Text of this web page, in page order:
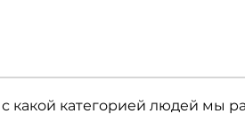
какой категорией людей мы